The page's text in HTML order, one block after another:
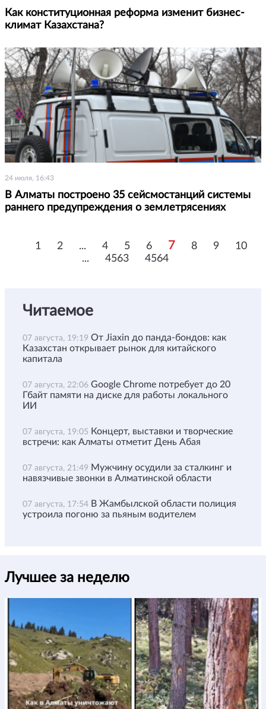
Как конституционная реформа изменит бизнес-
климат Казахстана?
24 июля, 16:43
В Алматы построено 35 сейсмостанций системы
раннего предупреждения о землетрясениях
1 2 ... 4 5 6 7 8 9
10
...
4563 4564
Читаемое
07 августа, 19:19 От Jiaxin до панда-бондов: как
Казахстан открывает рынок для китайского
капитала
07 августа, 22:06 Google Chrome потребует до 20
Гбайт памяти на диске для работы локального
ИИ
07 августа, 19:05 Концерт, выставки и творческие
встречи: как Алматы отметит День Абая
07 августа, 21:49 Мужчину осудили за сталкинг и
навязчивые звонки в Алматинской области
07 августа, 17:54 В Жамбылской области полиция
устроила погоню за пьяным водителем
Лучшее за неделю